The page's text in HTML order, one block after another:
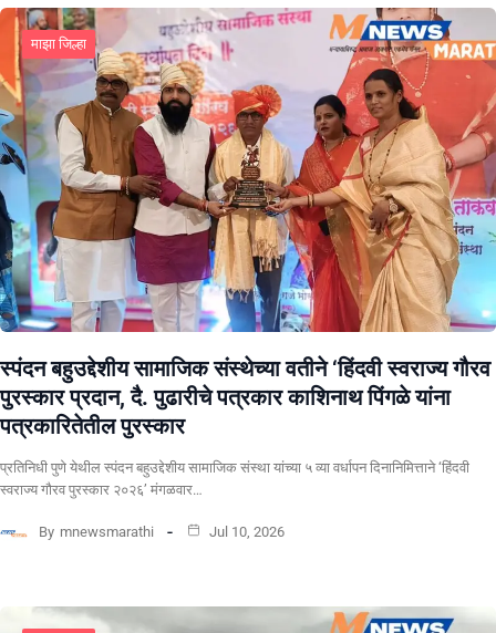
माझा जिल्हा
स्पंदन बहुउद्देशीय सामाजिक संस्थेच्या वतीने ‘हिंदवी स्वराज्य गौरव
पुरस्कार प्रदान, दै. पुढारीचे पत्रकार काशिनाथ पिंगळे यांना
पत्रकारितेतील पुरस्कार
प्रतिनिधी पुणे येथील स्पंदन बहुउद्देशीय सामाजिक संस्था यांच्या ५ व्या वर्धापन दिनानिमित्ताने ‘हिंदवी
स्वराज्य गौरव पुरस्कार २०२६’ मंगळवार…
By mnewsmarathi Jul 10, 2026